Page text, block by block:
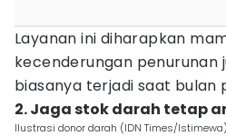
Layanan ini diharapkan
kecenderungan penurunan
biasanya terjadi saat bulan
2. Jaga stok darah tetap
Ilustrasi donor darah (IDN Times/Istimewa)